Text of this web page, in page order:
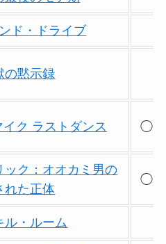
ド・ドライブ
の黙示録
ク ラストダンス ◯
ック：オオカミ男の
れた正体
◯
ル・ルーム